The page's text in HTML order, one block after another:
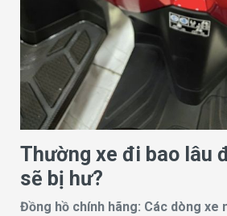
Thường xe đi bao lâu
sẽ bị hư?
Đồng hồ chính hãng: Các dòng xe